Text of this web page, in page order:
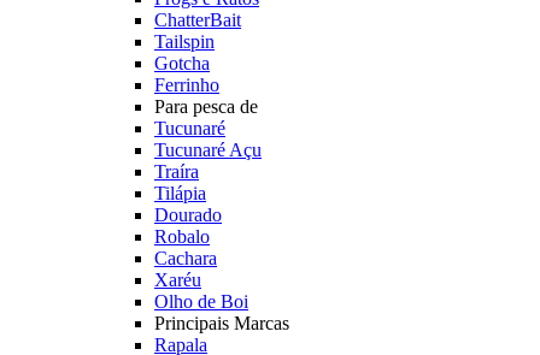
ChatterBait
Tailspin
Gotcha
Ferrinho
Para pesca de
Tucunaré
Tucunaré Açu
Traíra
Tilápia
Dourado
Robalo
Cachara
Xaréu
Olho de Boi
Principais Marcas
Rapala